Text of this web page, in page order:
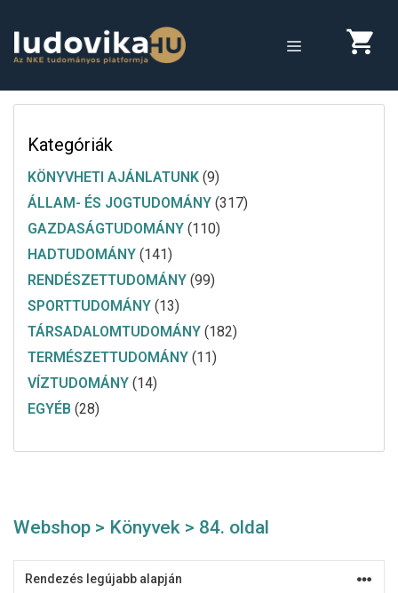
tartalomba
MENÜ
Webshop > Könyvek > 84. oldal
Kategóriák
KÖNYVHETI AJÁNLATUNK (9)
ÁLLAM- ÉS JOGTUDOMÁNY (317)
GAZDASÁGTUDOMÁNY (110)
HADTUDOMÁNY (141)
RENDÉSZETTUDOMÁNY (99)
SPORTTUDOMÁNY (13)
TÁRSADALOMTUDOMÁNY (182)
TERMÉSZETTUDOMÁNY (11)
VÍZTUDOMÁNY (14)
EGYÉB (28)